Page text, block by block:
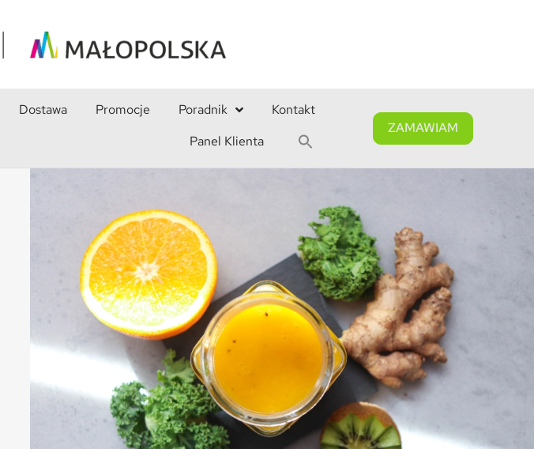
Dostawa Promocje Poradnik
Kontakt
Panel Klienta
ZAMAWIAM